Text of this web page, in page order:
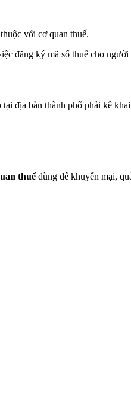
với cơ quan thuế.
đăng ký mã số thuế cho người
địa bàn thành phố phải kê
thuế dùng để khuyến mại,